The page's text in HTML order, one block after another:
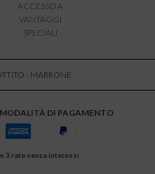
ACCESSO A
VANTAGGI
SPECIALI
- MARRONE
DI PAGAMENTO
3 rate senza interessi